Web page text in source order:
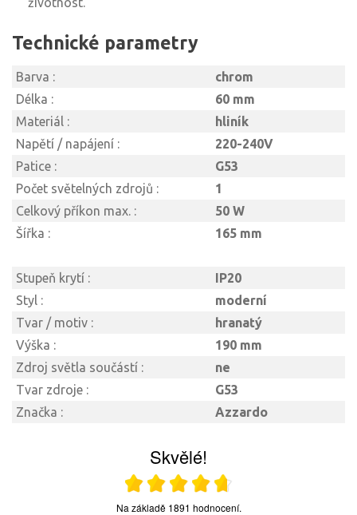
Technické parametry
Barva :
chrom
Délka :
60 mm
Materiál :
hliník
Napětí / napájení :
220-240V
Patice :
G53
Počet světelných zdrojů :
1
Celkový příkon max. :
50 W
Šířka :
165 mm
Stupeň krytí :
IP20
Styl :
moderní
Tvar / motiv :
hranatý
Výška :
190 mm
Zdroj světla součástí :
ne
Tvar zdroje :
G53
Značka :
Azzardo